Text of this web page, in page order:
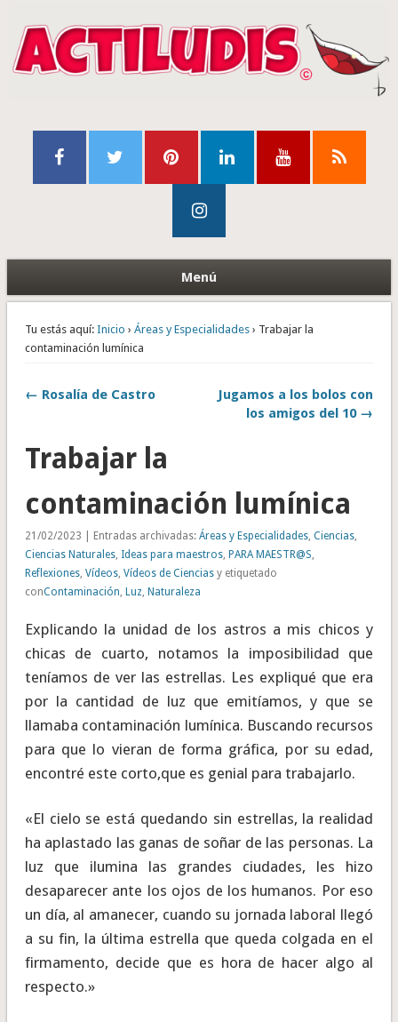
Menú
Tu estás aquí: Inicio › Áreas y Especialidades› Trabajar la
contaminación lumínica
← Rosalía de Castro
Jugamos a los bolos con
los amigos del 10 →
Trabajar la
contaminación lumínica
21/02/2023 | Entradas archivadas: Áreas y Especialidades, Ciencias,
Ciencias Naturales, Ideas para maestros, PARA MAESTR@S,
Reflexiones, Vídeos, Vídeos de Cienciasy etiquetado
conContaminación, Luz, Naturaleza
Explicando la unidad de los astros a mis chicos y
chicas de cuarto, notamos la imposibilidad que
teníamos de ver las estrellas. Les expliqué que era
por la cantidad de luz que emitíamos, y que se
llamaba contaminación lumínica. Buscando recursos
para que lo vieran de forma gráfica, por su edad,
encontré este corto,que es genial para trabajarlo.
«El cielo se está quedando sin estrellas, la realidad
ha aplastado las ganas de soñar de las personas. La
luz que ilumina las grandes ciudades, les hizo
desaparecer ante los ojos de los humanos. Por eso
un día, al amanecer, cuando su jornada laboral llegó
a su fin, la última estrella que queda colgada en el
firmamento, decide que es hora de hacer algo al
respecto.»